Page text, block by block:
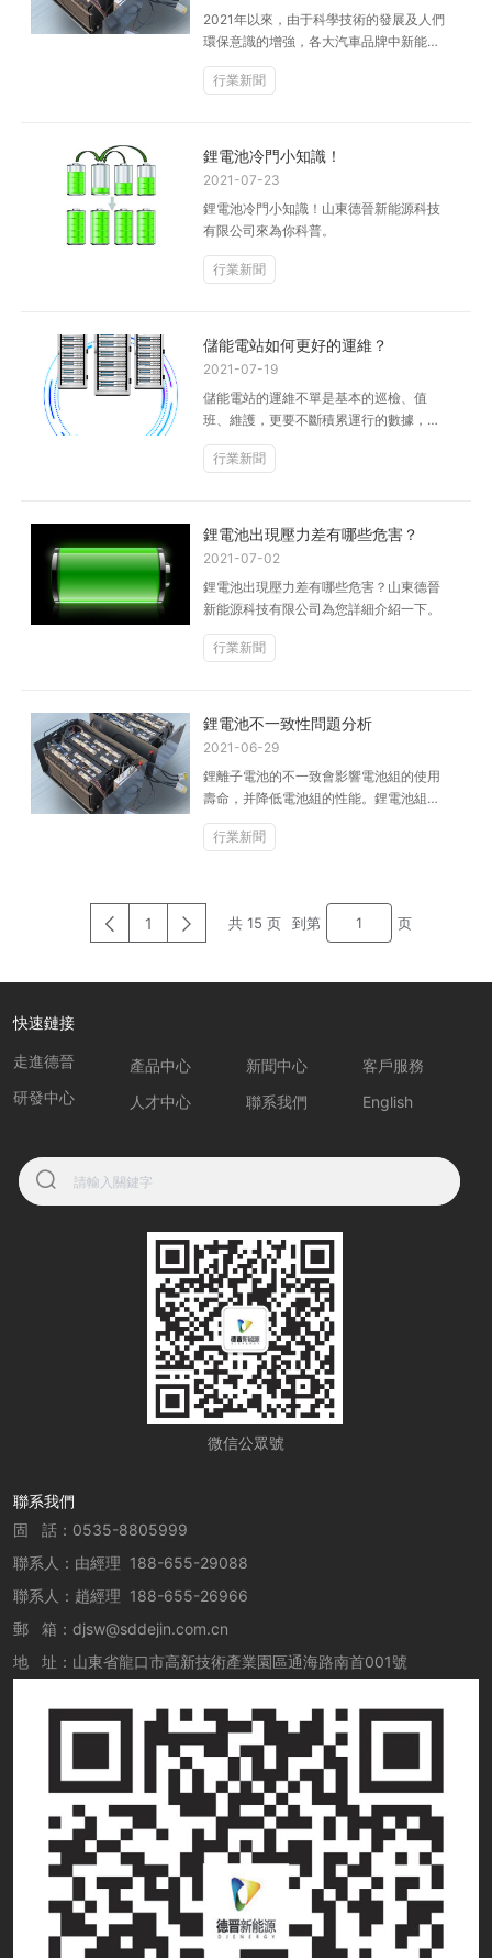
2021年以來，由于科學技術的發展及人們
環保意識的增強，各大汽車品牌中新能源
車型的銷量不斷創新高。
行業新聞
鋰電池冷門小知識！
2021-07-23
鋰電池冷門小知識！山東德晉新能源科技
有限公司來為你科普。
行業新聞
儲能電站如何更好的運維？
2021-07-19
儲能電站的運維不單是基本的巡檢、值
班、維護，更要不斷積累運行的數據，并
對現有電池容量、健康指標進行實時追
蹤，進而不...
行業新聞
鋰電池出現壓力差有哪些危害？
2021-07-02
鋰電池出現壓力差有哪些危害？山東德晉
新能源科技有限公司為您詳細介紹一下。
行業新聞
鋰電池不一致性問題分析
2021-06-29
鋰離子電池的不一致會影響電池組的使用
壽命，并降低電池組的性能。鋰電池組的
不一致性是指電池的容量，電壓，內阻，
自放電...
行業新聞
1 共 15 页 到第 页
快速鏈接
走進德晉 產品中心 新聞中心
客戶服務
研發中心
人才中心 聯系我們 English
微信公眾號
聯系我們
固 話：0535-8805999
聯系人：由經理 188-655-29088
聯系人：趙經理 188-655-26966
郵 箱： djsw@sddejin.com.cn
地 址：山東省龍口市高新技術產業園區通海路南首001號